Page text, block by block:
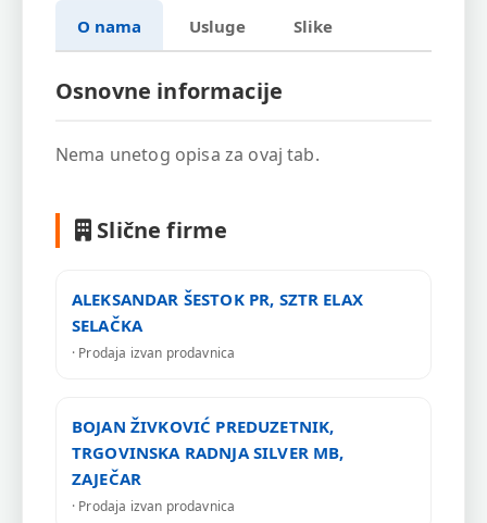
O nama Usluge Slike
Osnovne informacije
Nema unetog opisa za ovaj tab.
Slične firme
ALEKSANDAR ŠESTOK PR, SZTR ELAX
SELAČKA
· Prodaja izvan prodavnica
BOJAN ŽIVKOVIĆ PREDUZETNIK,
TRGOVINSKA RADNJA SILVER MB,
ZAJEČAR
· Prodaja izvan prodavnica